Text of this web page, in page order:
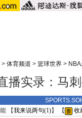
> 体育频道 > 篮球世界 >
播实录：马
【我来说两句(1)】 【 收